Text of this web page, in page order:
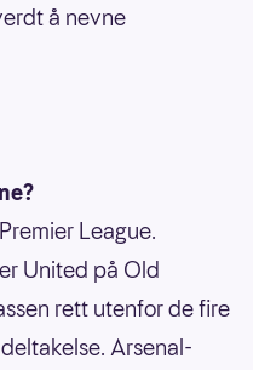
å nevne
League.
United på Old
rett utenfor de fire
Arsenal-